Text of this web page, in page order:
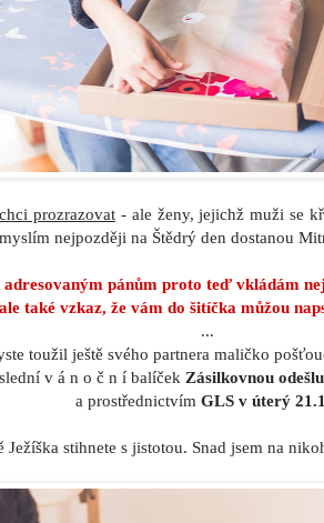
prozrazovat- ale ženy, jejichž muži se
nejpozději na Štědrý den dostanou
adresovaným pánům proto teď vkládám
ale také vzkaz, že vám do šitíčka můžou
...
toužil ještě svého partnera maličko
v á n o č n í balíček Zásilkovnou
a prostřednictvím GLS v úterý
Ježíška stihnete s jistotou. Snad jsem na